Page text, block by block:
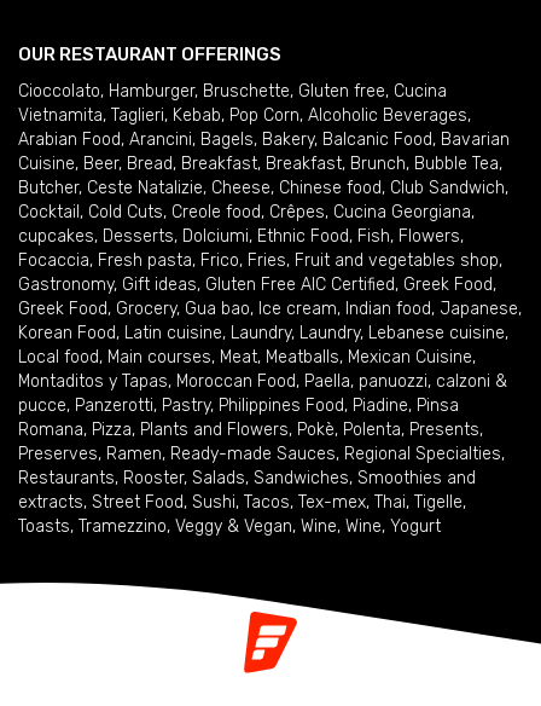
OUR RESTAURANT OFFERINGS
Cioccolato, Hamburger, Bruschette, Gluten free, Cucina
Vietnamita, Taglieri, Kebab, Pop Corn, Alcoholic Beverages,
Arabian Food, Arancini, Bagels, Bakery, Balcanic Food, Bavarian
Cuisine, Beer, Bread, Breakfast, Breakfast, Brunch, Bubble Tea,
Butcher, Ceste Natalizie, Cheese, Chinese food, Club Sandwich,
Cocktail , Cold Cuts, Creole food, Crêpes, Cucina Georgiana,
cupcakes, Desserts, Dolciumi, Ethnic Food, Fish, Flowers,
Focaccia, Fresh pasta, Frico, Fries, Fruit and vegetables shop,
Gastronomy, Gift ideas, Gluten Free AIC Certified, Greek Food,
Greek Food, Grocery, Gua bao, Ice cream, Indian food, Japanese,
Korean Food, Latin cuisine, Laundry, Laundry, Lebanese cuisine,
Local food, Main courses, Meat, Meatballs, Mexican Cuisine,
Montaditos y Tapas, Moroccan Food, Paella, panuozzi, calzoni &
pucce, Panzerotti, Pastry, Philippines Food, Piadine, Pinsa
Romana, Pizza, Plants and Flowers, Pokè, Polenta, Presents,
Preserves, Ramen, Ready-made Sauces, Regional Specialties,
Restaurants, Rooster, Salads, Sandwiches, Smoothies and
extracts, Street Food, Sushi, Tacos, Tex-mex, Thai, Tigelle,
Toasts, Tramezzino, Veggy & Vegan, Wine, Wine, Yogurt